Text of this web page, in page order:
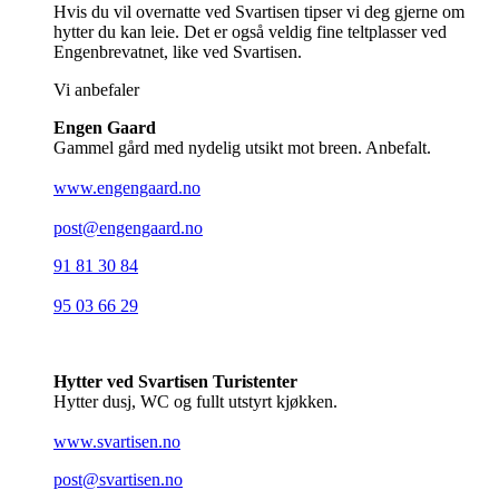
Hvis du vil overnatte ved Svartisen tipser vi deg gjerne om
hytter du kan leie. Det er også veldig fine teltplasser ved
Engenbrevatnet, like ved Svartisen.
Vi anbefaler
Engen Gaard
Gammel gård med nydelig utsikt mot breen. Anbefalt.
www.engengaard.no
post@engengaard.no
91 81 30 84
95 03 66 29
Hytter ved Svartisen Turistenter
Hytter dusj, WC og fullt utstyrt kjøkken.
www.svartisen.no
post@svartisen.no